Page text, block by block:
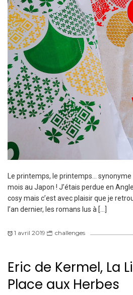
Le printemps, le printemps…
mois au Japon ! J’étais perdue en
cosy mais c’est avec plaisir que je
l’an dernier, les romans lus à […]
1 avril 2019 challenges
Eric de Kermel, La
Place aux Herbes